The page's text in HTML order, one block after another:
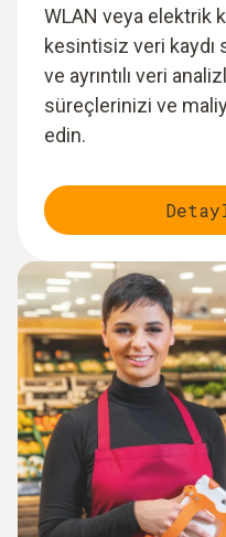
WLAN veya elektrik
kesintisiz veri kaydı
ve ayrıntılı veri
süreçlerinizi ve
edin.